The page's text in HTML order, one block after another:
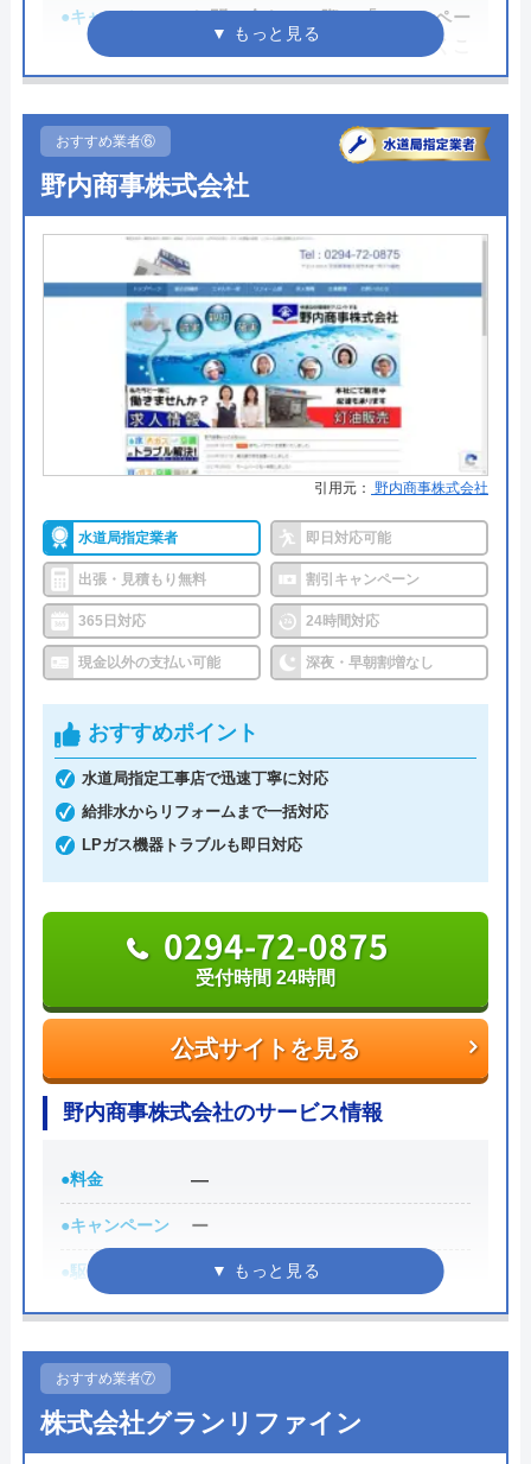
●キャンペーン
お問い合わせの際に「ホームペー
ジを見た！」とお伝えいただくこ
とでホームページキャンペーン価
●駆けつけ時間
●受付時間 ―
●定休日 ―
●出張見積もり 出張：3,300円
●支払い方法 現金
●累計実績 ―
●保証・保険 ―
詳細は公式HPでご確認ください
総合メンテナンスがおすすめの理由
総合メンテナンスは埼玉県さいたま市から活動をは
じめて、いまでは千葉、神奈川、大阪、宮城、北海
道にまで営業所を拡大している水道屋さんです。
埼玉県内のサポート地域としては、山間部も含む広
い地域をカバーしており、水道局指定工事店の認定
も受けています。総合メンテナンスの受付時間は年
中無休です。
総合メンテナンスの料金体系は作業費＋出張費3,300
円の形式で設定されています。
トイレトラブルの主な作業費としては、水漏れ修理
が1,100円〜、つまり除去が4,400円〜となってお
り、比較的安価に引き受けてくれます。
見積もりや点検は無料なので、気軽に相談できるの
もアピールポイントでしょう。また、支払い方法は
時間の目安としては電話受付から1時間程度です。
公式サイトを見る
0120-320-858
受付時間 24時間
総合メンテナンスの基本情報
おすすめ業者⑥
野内商事株式会社
引用元： 野内商事株式会社
水道局指定業者 即日対応可能
出張・見積もり無料 割引キャンペーン
365日対応 24時間対応
現金以外の支払い可能 深夜・早朝割増なし
おすすめポイント
水道局指定工事店で迅速丁寧に対応
給排水からリフォームまで一括対応
LPガス機器トラブルも即日対応
公式サイトを見る
0294-72-0875
受付時間 24時間
野内商事株式会社のサービス情報
●料金 ―
●キャンペーン ー
●駆けつけ時間
●受付時間 ―
●定休日
●出張見積もり ー
●支払い方法 ー
おすすめ業者⑦
株式会社グランリファイン